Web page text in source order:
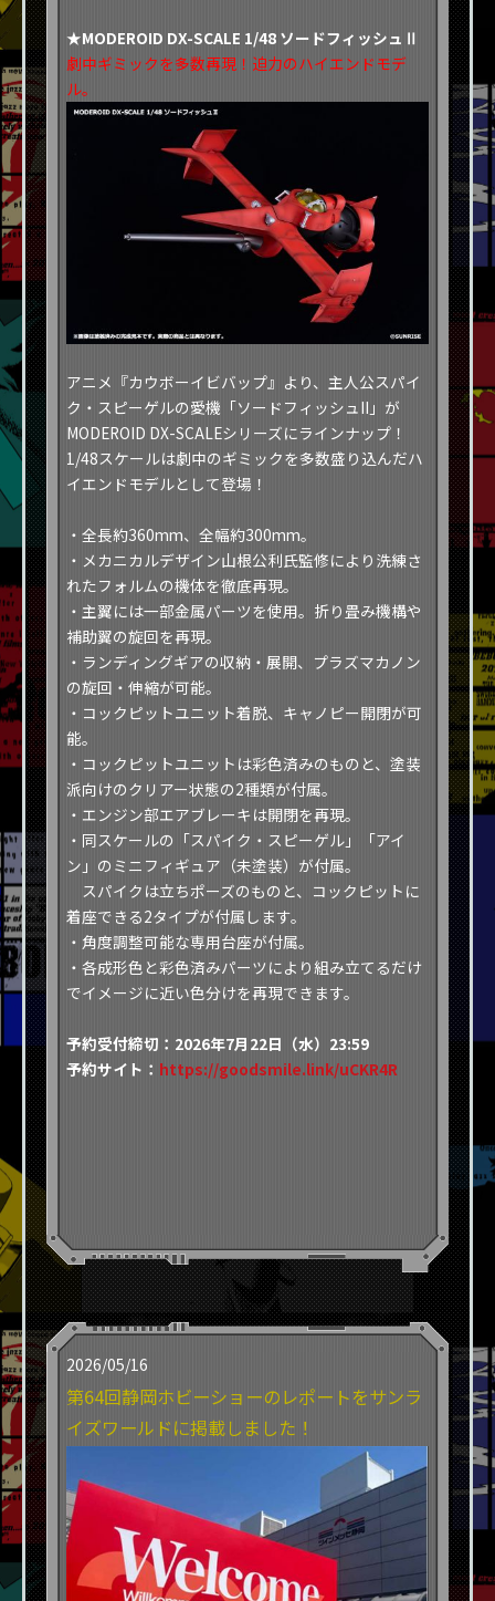
★MODEROID DX-SCALE 1/48 ソードフィッシュⅡ
劇中ギミックを多数再現！迫力のハイエンドモデ
ル。
アニメ『カウボーイビバップ』より、主人公スパイ
ク・スピーゲルの愛機「ソードフィッシュII」が
MODEROID DX-SCALEシリーズにラインナップ！
1/48スケールは劇中のギミックを多数盛り込んだハ
イエンドモデルとして登場！
・全長約360mm、全幅約300mm。
・メカニカルデザイン山根公利氏監修により洗練さ
れたフォルムの機体を徹底再現。
・主翼には一部金属パーツを使用。折り畳み機構や
補助翼の旋回を再現。
・ランディングギアの収納・展開、プラズマカノン
の旋回・伸縮が可能。
・コックピットユニット着脱、キャノピー開閉が可
能。
・コックピットユニットは彩色済みのものと、塗装
派向けのクリアー状態の2種類が付属。
・エンジン部エアブレーキは開閉を再現。
・同スケールの「スパイク・スピーゲル」「アイ
ン」のミニフィギュア（未塗装）が付属。
スパイクは立ちポーズのものと、コックピットに
着座できる2タイプが付属します。
・角度調整可能な専用台座が付属。
・各成形色と彩色済みパーツにより組み立てるだけ
でイメージに近い色分けを再現できます。
予約受付締切：2026年7月22日（水）23:59
予約サイト： https://goodsmile.link/uCKR4R
2026/05/16
第64回静岡ホビーショーのレポートをサンラ
イズワールドに掲載しました！